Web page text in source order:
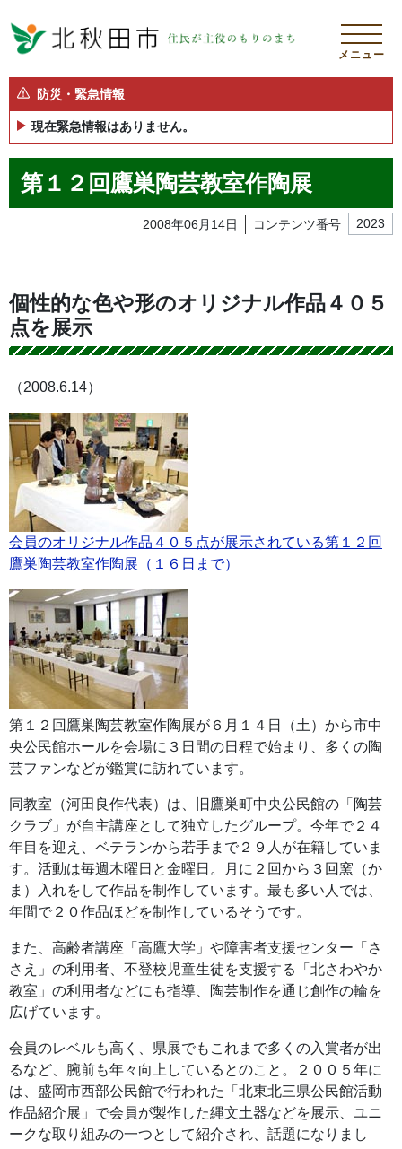
メニュー
防災・緊急情報
現在緊急情報はありません。
第１２回鷹巣陶芸教室作陶展
2008年06月14日 コンテンツ番号 2023
個性的な色や形のオリジナル作品４０５
点を展示
（2008.6.14）
会員のオリジナル作品４０５点が展示されている第１２回
鷹巣陶芸教室作陶展（１６日まで）
第１２回鷹巣陶芸教室作陶展が６月１４日（土）から市中
央公民館ホールを会場に３日間の日程で始まり、多くの陶
芸ファンなどが鑑賞に訪れています。
同教室（河田良作代表）は、旧鷹巣町中央公民館の「陶芸
クラブ」が自主講座として独立したグループ。今年で２４
年目を迎え、ベテランから若手まで２９人が在籍していま
す。活動は毎週木曜日と金曜日。月に２回から３回窯（か
ま）入れをして作品を制作しています。最も多い人では、
年間で２０作品ほどを制作しているそうです。
また、高齢者講座「高鷹大学」や障害者支援センター「さ
さえ」の利用者、不登校児童生徒を支援する「北さわやか
教室」の利用者などにも指導、陶芸制作を通じ創作の輪を
広げています。
会員のレベルも高く、県展でもこれまで多くの入賞者が出
るなど、腕前も年々向上しているとのこと。２００５年に
は、盛岡市西部公民館で行われた「北東北三県公民館活動
作品紹介展」で会員が製作した縄文土器などを展示、ユニ
ークな取り組みの一つとして紹介され、話題になりまし